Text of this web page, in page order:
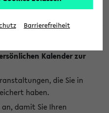
Kalender zur
die Sie in
haben.
damit Sie Ihren
Barrierefreiheit